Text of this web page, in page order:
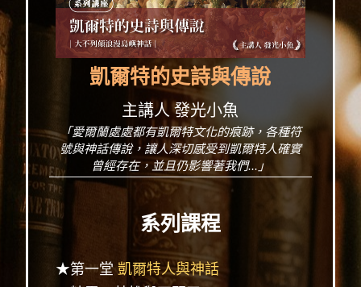
凱爾特的史詩與傳說
主講人 發光小魚
「愛爾蘭處處都有凱爾特文化的痕跡，各種符
號與神話傳說，讓人深切感受到凱爾特人確實
曾經存在，並且仍影響著我們...」
系列課程
★第一堂凱爾特人與神話